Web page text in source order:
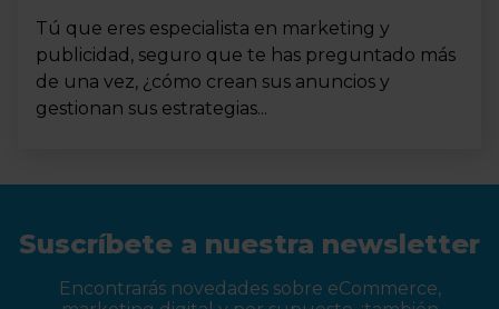
Tú que eres especialista en marketing y
publicidad, seguro que te has preguntado más
de una vez, ¿cómo crean sus anuncios y
gestionan sus estrategias...
Suscríbete a nuestra newsletter
Encontrarás novedades sobre eCommerce,